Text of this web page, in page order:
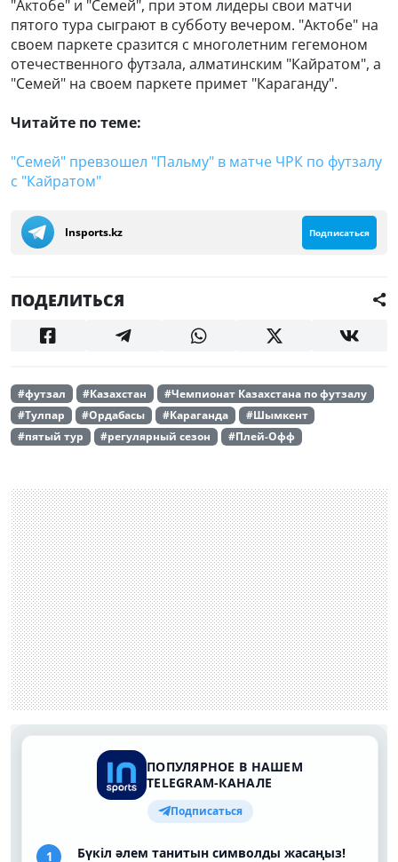
"Актобе" и "Семей", при этом лидеры свои матчи
пятого тура сыграют в субботу вечером. "Актобе" на
своем паркете сразится с многолетним гегемоном
отечественного футзала, алматинским "Кайратом", а
"Семей" на своем паркете примет "Караганду".
Читайте по теме:
"Семей" превзошел "Пальму" в матче ЧРК по футзалу
с "Кайратом"
Insports.kz Подписаться
ПОДЕЛИТЬСЯ
#футзал #Казахстан
#Чемпионат Казахстана по футзалу
#Тулпар
#Ордабасы #Караганда
#Шымкент
#пятый тур
#регулярный сезон #Плей-Офф